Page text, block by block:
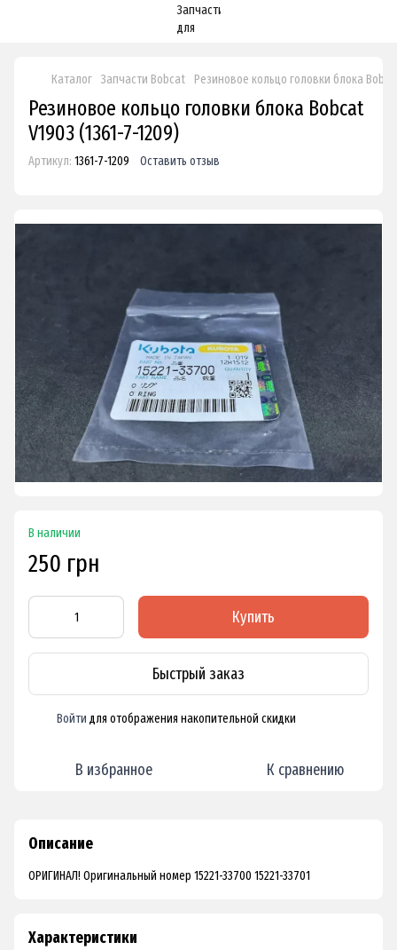
Каталог Запчасти Bobcat Резиновое кольцо головки блока
Резиновое кольцо головки блока Bobcat
V1903 (1361-7-1209)
Артикул: 1361-7-1209 Оставить отзыв
В наличии
250 грн
Купить
Быстрый заказ
Войти для отображения накопительной скидки
В избранное К сравнению
Описание
ОРИГИНАЛ! Оригинальный номер 15221-33700 15221-33701
Характеристики